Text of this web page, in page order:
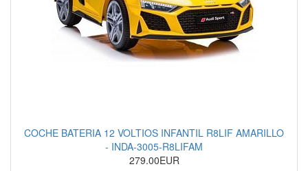
COCHE BATERIA 12 VOLTIOS INFANTIL R8LIF AMARILLO
- INDA-3005-R8LIFAM
279.00EUR